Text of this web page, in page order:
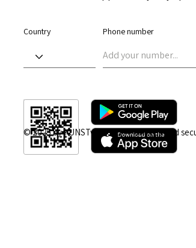
Country Phone number
© 2025 by KUNSTvernetzt | Powered and